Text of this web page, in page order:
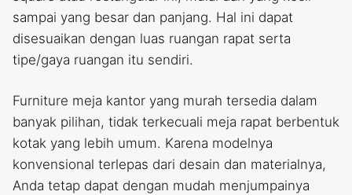
sampai yang besar dan panjang. Hal ini dapat
disesuaikan dengan luas ruangan rapat serta
tipe/gaya ruangan itu sendiri.
Furniture meja kantor yang murah tersedia dalam
banyak pilihan, tidak terkecuali meja rapat berbentuk
kotak yang lebih umum. Karena modelnya
konvensional terlepas dari desain dan materialnya,
Anda tetap dapat dengan mudah menjumpainya